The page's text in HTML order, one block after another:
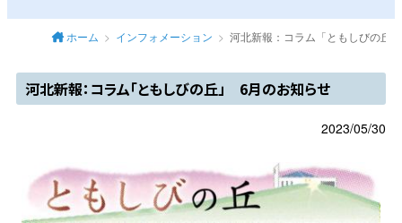
ホーム インフォメーション 河北新報：コラム「ともしびの丘
河北新報：コラム「ともしびの丘」 6月のお知らせ
2023/05/30